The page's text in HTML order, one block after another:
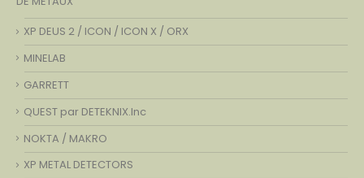
XP DEUS 2 / ICON / ICON X / ORX
MINELAB
GARRETT
QUEST par DETEKNIX.Inc
NOKTA / MAKRO
XP METAL DETECTORS